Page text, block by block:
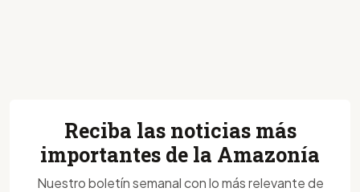
Reciba las noticias más
importantes de la Amazonía
Nuestro boletín semanal con lo más relevante de